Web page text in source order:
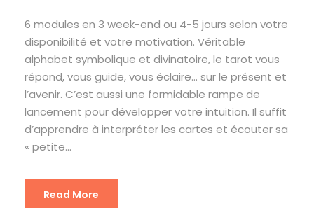
6 modules en 3 week-end ou 4-5 jours selon votre
disponibilité et votre motivation. Véritable
alphabet symbolique et divinatoire, le tarot vous
répond, vous guide, vous éclaire… sur le présent et
l’avenir. C’est aussi une formidable rampe de
lancement pour développer votre intuition. Il suffit
d’apprendre à interpréter les cartes et écouter sa
« petite...
Read More